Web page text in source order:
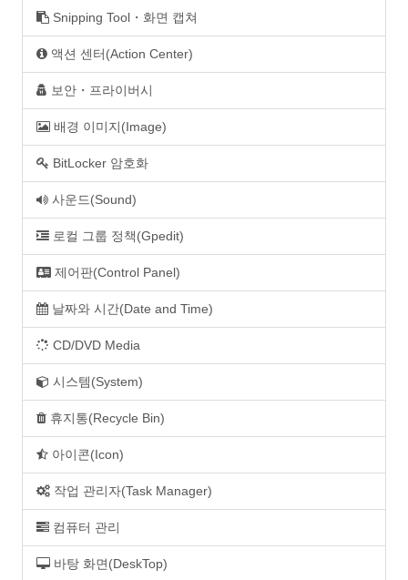
Snipping Tool・화면 캡쳐
액션 센터(Action Center)
보안・프라이버시
배경 이미지(Image)
BitLocker 암호화
사운드(Sound)
로컬 그룹 정책(Gpedit)
제어판(Control Panel)
날짜와 시간(Date and Time)
CD/DVD Media
시스템(System)
휴지통(Recycle Bin)
아이콘(Icon)
작업 관리자(Task Manager)
컴퓨터 관리
바탕 화면(DeskTop)